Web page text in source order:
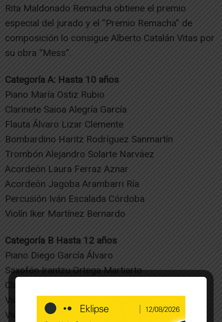
Rita Maldonado Remacha obtiene el premio
especial del jurado y el “Premio Remacha” de
composición lo consigue Alberto Catalán Vitas por
su obra “Mess”.
Categoría A: Hasta 10 años
Piano María Ostiz Rubio
Clarinete Saioa Alegría García
Flauta Álvaro Lizar Clemente
Bombardino Haritz Rodríguez Sanmartín
Trombón Alejandro Solarte Narváez
Acordeón Laura Ferraz Aznar
Acordeón Jagoba Arambarri Ría
Percusión Iván Escalada Córdoba
Violín Iker Martínez Bernardo
Categoría B Hasta 12 años
Piano Diego García Álvaro
Saxofón Irantzu Ortega Martiarto
Clarinete Celia Aguerri Osta
Violoncello Diego Lafuente Falces
Violín Rita Maldonado Remacha